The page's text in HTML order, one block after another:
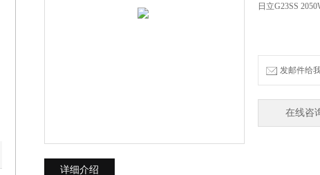
日立G23SS
发邮件给
在线咨
详细介绍